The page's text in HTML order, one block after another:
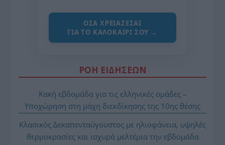
ΌΣΑ ΧΡΕΙΆΖΕΣΑΙ
ΓΙΑ ΤΟ ΚΑΛΟΚΑΊΡΙ ΣΟΥ →
ΡΟΗ ΕΙΔΗΣΕΩΝ
Κακή εβδομάδα για τις ελληνικές ομάδες –
Υποχώρηση στη μάχη διεκδίκησης της 10ης θέσης
Κλασικός Δεκαπενταύγουστος με ηλιοφάνεια, υψηλές
θερμοκρασίες και ισχυρά μελτέμια την εβδομάδα